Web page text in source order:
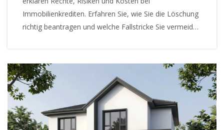
Immobilienkrediten. Erfahren Sie, wie Sie die Löschung
richtig beantragen und welche Fallstricke Sie vermeiden